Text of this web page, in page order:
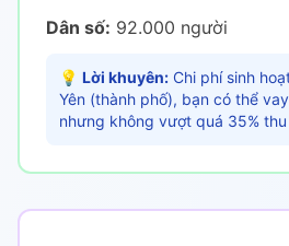
Dân số: 92.000 người
💡 Lời khuyên: Chi phí sinh
Yên (thành phố), bạn có thể
nhưng không vượt quá 35%